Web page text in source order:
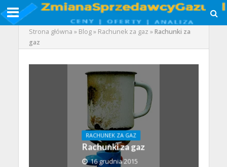
Strona główna » Blog» Rachunek za gaz »Rachunki za
gaz
RACHUNEK ZA GAZ
Rachunki za gaz
16 grudnia 2015